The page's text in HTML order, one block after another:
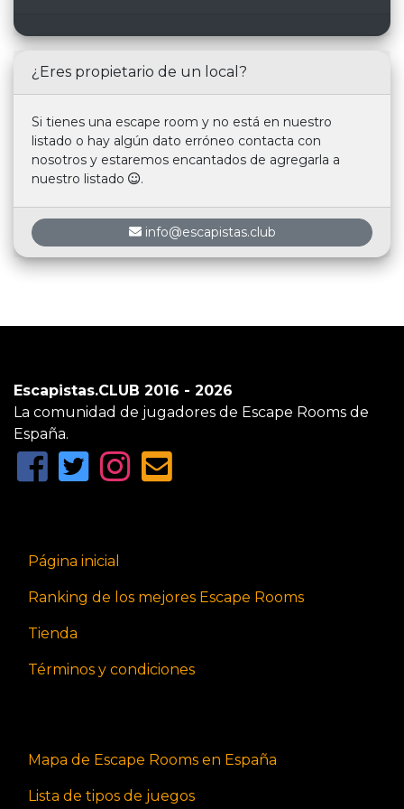
¿Eres propietario de un local?
Si tienes una escape room y no está en nuestro
listado o hay algún dato erróneo contacta con
nosotros y estaremos encantados de agregarla a
nuestro listado
.
info@escapistas.club
Escapistas.CLUB 2016 - 2026
La comunidad de jugadores de Escape Rooms de
España.
Página inicial
Ranking de los mejores Escape Rooms
Tienda
Términos y condiciones
Mapa de Escape Rooms en España
Lista de tipos de juegos